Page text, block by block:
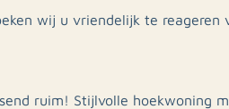
wij u vriendelijk te reageren
ruim! Stijlvolle hoekwoning